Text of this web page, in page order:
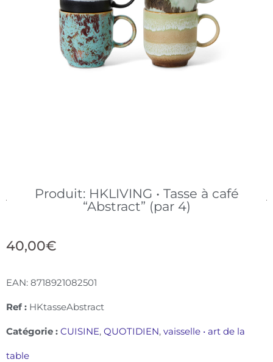
Produit: HKLIVING • Tasse à café
“Abstract” (par 4)
40,00€
EAN: 8718921082501
Ref : HKtasseAbstract
Catégorie : CUISINE, QUOTIDIEN, vaisselle • art de la
table